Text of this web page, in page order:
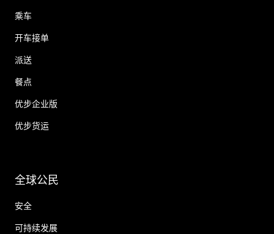
乘车
开车接单
派送
餐点
优步企业版
优步货运
全球公民
安全
可持续发展